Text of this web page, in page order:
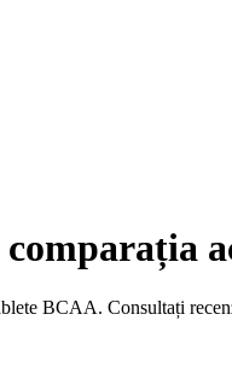
BCAA. Consultați